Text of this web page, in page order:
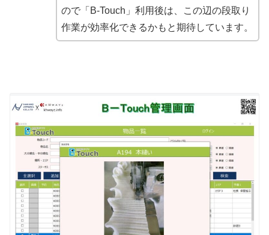
ので「B-Touch」利用後は、この辺の段取り
作業が効率化できるかもと期待しています。